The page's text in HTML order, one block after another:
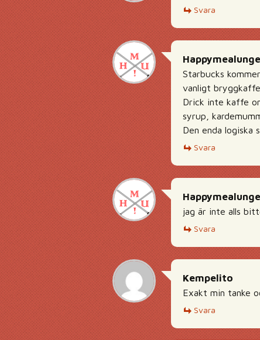
Svara
Starbucks
vanligt
Drick inte kaffe
syrup,
Den enda
Svara
jag är inte alls
Svara
Kempelito
Exakt min tanke
Svara